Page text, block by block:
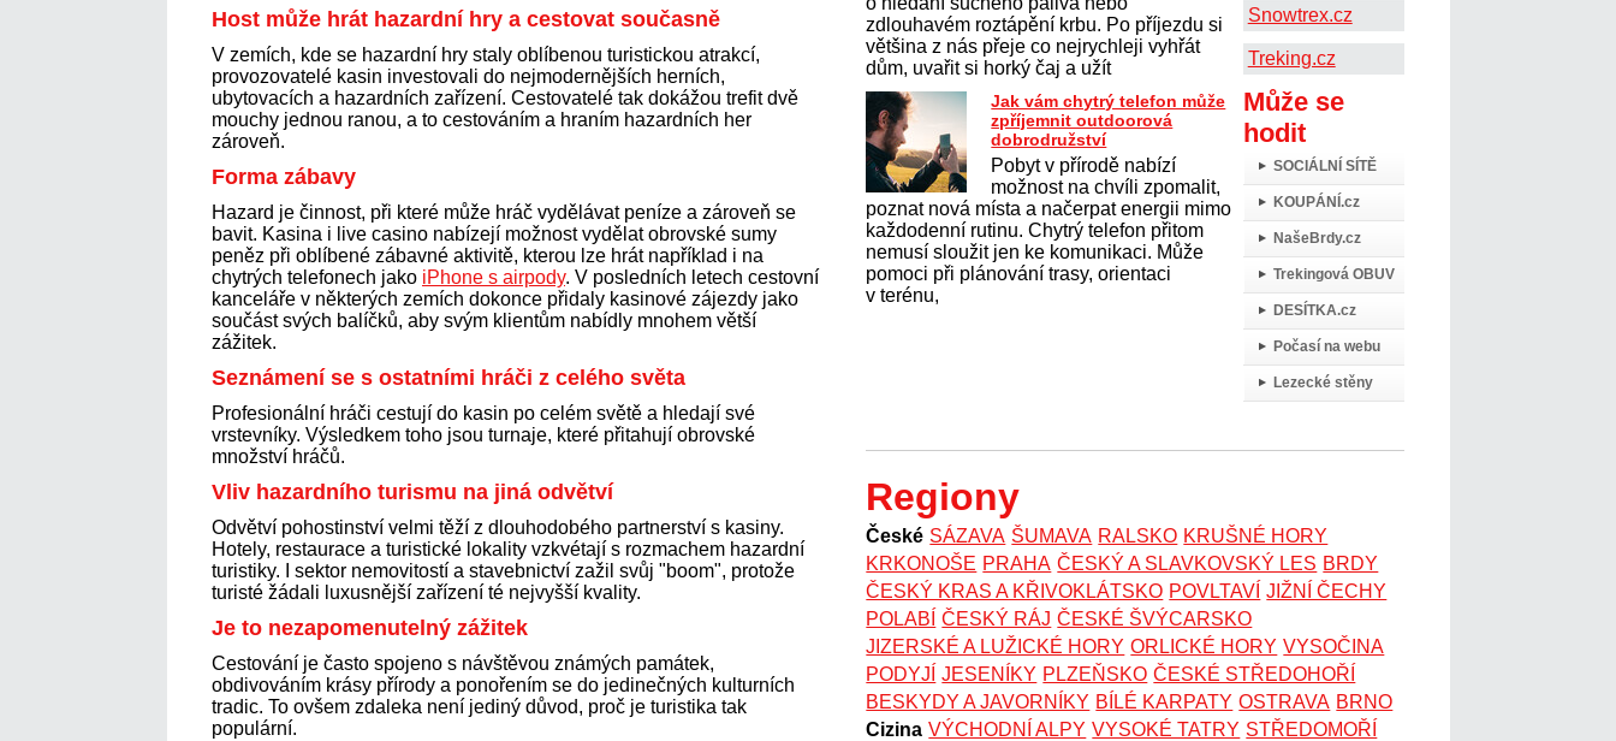
Host může hrát hazardní hry a cestovat současně
V zemích, kde se hazardní hry staly oblíbenou turistickou atrakcí,
provozovatelé kasin investovali do nejmodernějších herních,
ubytovacích a hazardních zařízení. Cestovatelé tak dokážou trefit dvě
mouchy jednou ranou, a to cestováním a hraním hazardních her
zároveň.
Forma zábavy
Hazard je činnost, při které může hráč vydělávat peníze a zároveň se
bavit. Kasina i live casino nabízejí možnost vydělat obrovské sumy
peněz při oblíbené zábavné aktivitě, kterou lze hrát například i na
chytrých telefonech jako iPhone s airpody. V posledních letech cestovní
kanceláře v některých zemích dokonce přidaly kasinové zájezdy jako
součást svých balíčků, aby svým klientům nabídly mnohem větší
zážitek.
Seznámení se s ostatními hráči z celého světa
Profesionální hráči cestují do kasin po celém světě a hledají své
vrstevníky. Výsledkem toho jsou turnaje, které přitahují obrovské
množství hráčů.
Vliv hazardního turismu na jiná odvětví
Odvětví pohostinství velmi těží z dlouhodobého partnerství s kasiny.
Hotely, restaurace a turistické lokality vzkvétají s rozmachem hazardní
turistiky. I sektor nemovitostí a stavebnictví zažil svůj "boom", protože
turisté žádali luxusnější zařízení té nejvyšší kvality.
Je to nezapomenutelný zážitek
Cestování je často spojeno s návštěvou známých památek,
obdivováním krásy přírody a ponořením se do jedinečných kulturních
tradic. To ovšem zdaleka není jediný důvod, proč je turistika tak
populární.
Snowtrex.cz
Treking.cz
Může se
hodit
SOCIÁLNÍ SÍTĚ
KOUPÁNÍ.cz
NašeBrdy.cz
Trekingová OBUV
DESÍTKA.cz
Počasí na webu
Lezecké stěny
zdlouhavém roztápění krbu. Po příjezdu si
většina z nás přeje co nejrychleji vyhřát
dům, uvařit si horký čaj a užít
Jak vám chytrý telefon může
zpříjemnit outdoorová
dobrodružství
Pobyt v přírodě nabízí
možnost na chvíli zpomalit,
poznat nová místa a načerpat energii mimo
každodenní rutinu. Chytrý telefon přitom
nemusí sloužit jen ke komunikaci. Může
pomoci při plánování trasy, orientaci
v terénu,
Regiony
České SÁZAVA ŠUMAVA RALSKO KRUŠNÉ HORY
KRKONOŠE PRAHA ČESKÝ A SLAVKOVSKÝ LES BRDY
ČESKÝ KRAS A KŘIVOKLÁTSKO POVLTAVÍ JIŽNÍ ČECHY
POLABÍ
ČESKÝ RÁJ ČESKÉ ŠVÝCARSKO
JIZERSKÉ A LUŽICKÉ HORY ORLICKÉ HORY VYSOČINA
PODYJÍ
JESENÍKY PLZEŇSKO ČESKÉ STŘEDOHOŘÍ
BESKYDY A JAVORNÍKY BÍLÉ KARPATY OSTRAVA BRNO
Cizina VÝCHODNÍ ALPY VYSOKÉ TATRY STŘEDOMOŘÍ